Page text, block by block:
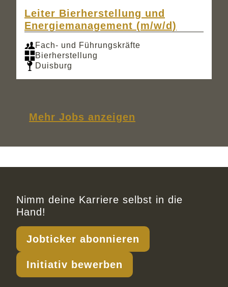
Leiter Bierherstellung und
Energiemanagement (m/w/d)
Fach- und Führungskräfte
Bierherstellung
Duisburg
Mehr Jobs anzeigen
Nimm deine Karriere selbst in die
Hand!
Jobticker abonnieren
Initiativ bewerben